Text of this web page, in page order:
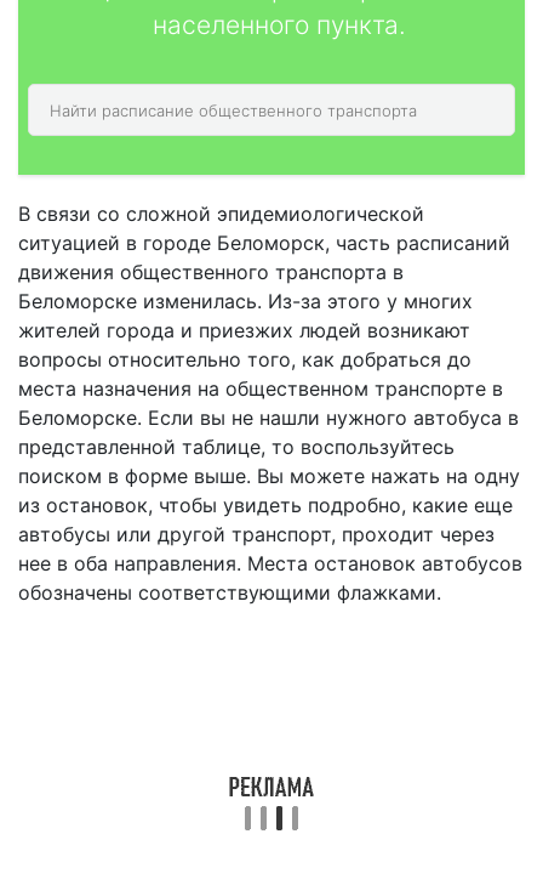
населенного пункта.
В связи со сложной эпидемиологической
ситуацией в городе Беломорск, часть расписаний
движения общественного транспорта в
Беломорске изменилась. Из-за этого у многих
жителей города и приезжих людей возникают
вопросы относительно того, как добраться до
места назначения на общественном транспорте в
Беломорске. Если вы не нашли нужного автобуса в
представленной таблице, то воспользуйтесь
поиском в форме выше. Вы можете нажать на одну
из остановок, чтобы увидеть подробно, какие еще
автобусы или другой транспорт, проходит через
нее в оба направления. Места остановок автобусов
обозначены соответствующими флажками.